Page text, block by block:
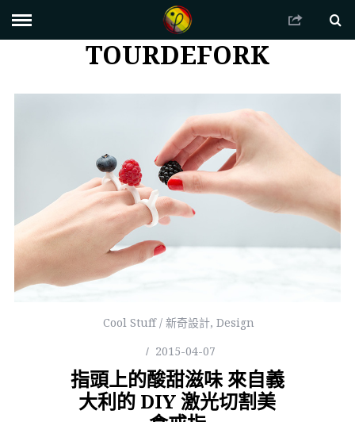
TOURDEFORK
Cool Stuff / 新奇設計, Design
2015-04-07
指頭上的酸甜滋味 來自義
大利的 DIY 激光切割美